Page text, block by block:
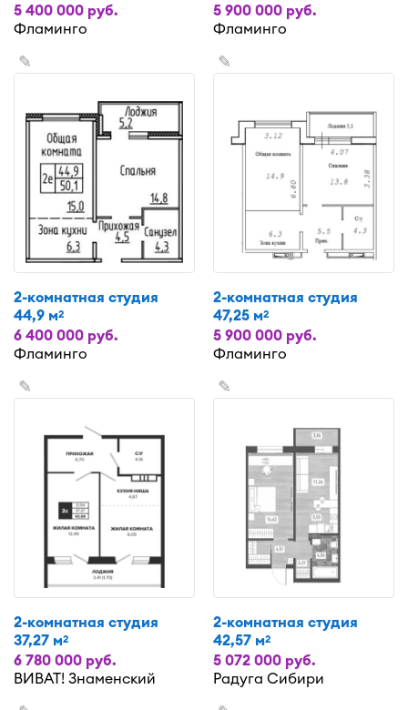
5 400 000 руб.
Фламинго
5 900 000 руб.
Фламинго
✎
2-комнатная студия
44,9 м2
6 400 000 руб.
Фламинго
✎
2-комнатная студия
47,25 м2
5 900 000 руб.
Фламинго
✎
2-комнатная студия
37,27 м2
6 780 000 руб.
ВИВАТ! Знаменский
✎
2-комнатная студия
42,57 м2
5 072 000 руб.
Радуга Сибири